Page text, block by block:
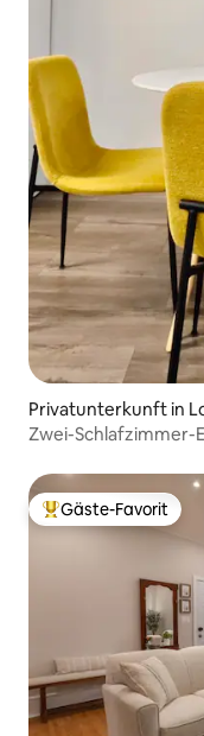
Privatunterkunft in
Zwei-Schlafzimmer-
Beliebter Gäste-
Gäste-Favorit